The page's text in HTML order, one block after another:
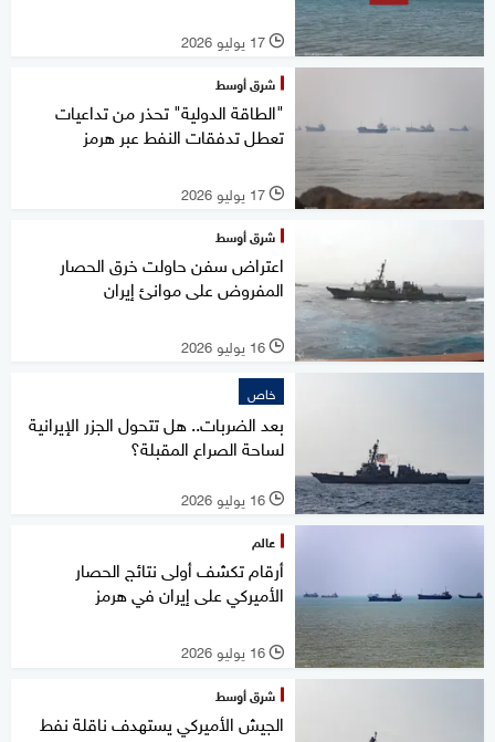
l 17 يوليو 2026
شرق أوسط
"الطاقة الدولية" تحذر من تداعيات
تعطل تدفقات النفط عبر هرمز
l 17 يوليو 2026
شرق أوسط
اعتراض سفن حاولت خرق الحصار
المفروض على موانئ إيران
l 16 يوليو 2026
خاص
بعد الضربات.. هل تتحول الجزر الإيرانية
لساحة الصراع المقبلة؟
l 16 يوليو 2026
عالم
أرقام تكشف أولى نتائج الحصار
الأميركي على إيران في هرمز
l 16 يوليو 2026
شرق أوسط
الجيش الأميركي يستهدف ناقلة نفط